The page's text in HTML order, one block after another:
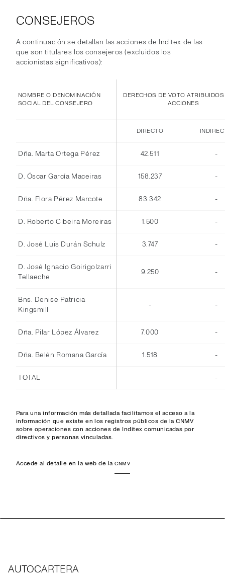
CONSEJEROS
A continuación se detallan las acciones de Inditex de las
que son titulares los consejeros (excluidos los
accionistas significativos):
NOMBRE O DENOMINACIÓN
SOCIAL DEL CONSEJERO
DERECHOS DE VOTO
ACCIONES
DIRECTO
Dña. Marta Ortega Pérez 42.511 -
D. Óscar García Maceiras 158.237 -
Dña. Flora Pérez Marcote 83.342 -
D. Roberto Cibeira Moreiras 1.500 -
D. José Luis Durán Schulz 3.747 -
D. José Ignacio Goirigolzarri
Tellaeche
9.250 -
Bns. Denise Patricia
Kingsmill
- -
Dña. Pilar López Álvarez 7.000 -
Dña. Belén Romana García 1.518 -
TOTAL -
Para una información más detallada facilitamos el acceso a la
información que existe en los registros públicos de la CNMV
sobre operaciones con acciones de Inditex comunicadas por
directivos y personas vinculadas.
Accede al detalle en la web de laCNMV
AUTOCARTERA